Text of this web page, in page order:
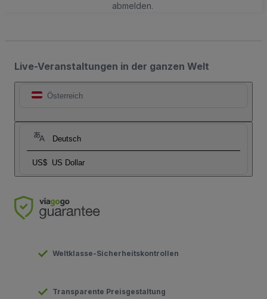
abmelden.
Live-Veranstaltungen in der ganzen Welt
Österreich
Deutsch
US$ US Dollar
Weltklasse-Sicherheitskontrollen
Transparente Preisgestaltung